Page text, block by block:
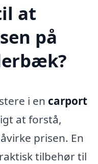
at
på
i en carport
at forstå,
prisen. En
tilbehør til